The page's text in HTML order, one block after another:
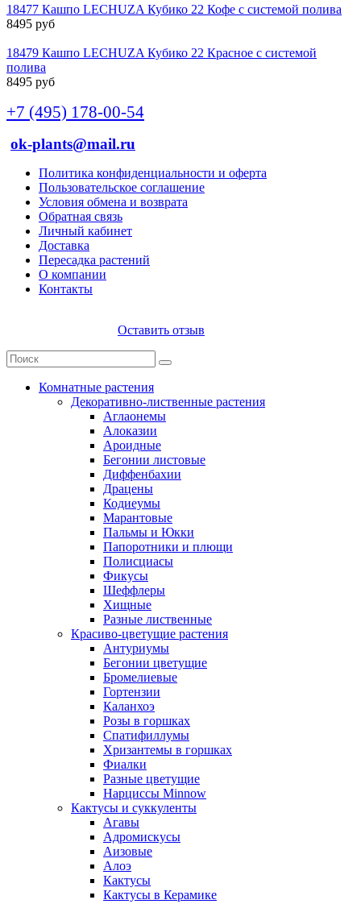
18477 Кашпо LECHUZA Кубико 22 Кофе с системой полива
8495 руб
18479 Кашпо LECHUZA Кубико 22 Красное с системой
полива
8495 руб
+7 (495) 178-00-54
ok-plants@mail.ru
Политика конфиденциальности и оферта
Пользовательское соглашение
Условия обмена и возврата
Обратная связь
Личный кабинет
Доставка
Пересадка растений
О компании
Контакты
Оставить отзыв
Комнатные растения
Декоративно-лиственные растения
Аглаонемы
Алоказии
Ароидные
Бегонии листовые
Диффенбахии
Драцены
Кодиеумы
Марантовые
Пальмы и Юкки
Папоротники и плющи
Полисциасы
Фикусы
Шеффлеры
Хищные
Разные лиственные
Красиво-цветущие растения
Антуриумы
Бегонии цветущие
Бромелиевые
Гортензии
Каланхоэ
Розы в горшках
Спатифиллумы
Хризантемы в горшках
Фиалки
Разные цветущие
Нарциссы Minnow
Кактусы и суккуленты
Агавы
Адромискусы
Аизовые
Алоэ
Кактусы
Кактусы в Керамике